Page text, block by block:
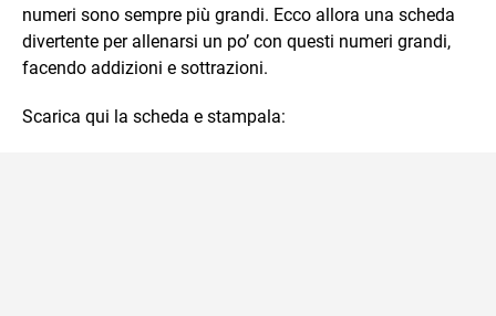
numeri sono sempre più grandi. Ecco allora una scheda
divertente per allenarsi un po’ con questi numeri grandi,
facendo addizioni e sottrazioni.
Scarica qui la scheda e stampala: